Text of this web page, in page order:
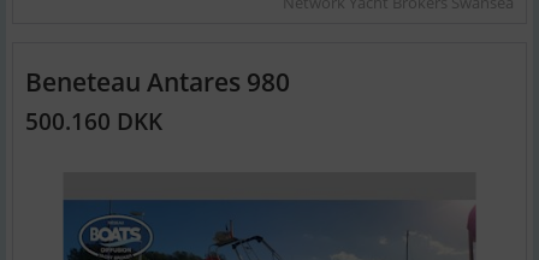
Beneteau Antares 980
500.160 DKK